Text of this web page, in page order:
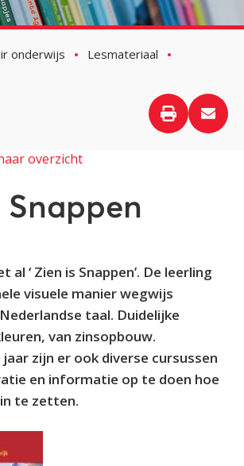
onderwijs
Lesmateriaal
overzicht
Snappen
‘ Zien is Snappen’. De leerling
visuele manier wegwijs
taal. Duidelijke
van zinsopbouw.
zijn er ook diverse cursussen
en informatie op te doen hoe
te zetten.